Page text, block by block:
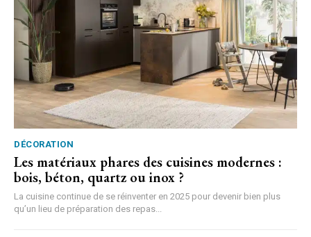
DÉCORATION
Les matériaux phares des cuisines modernes :
bois, béton, quartz ou inox ?
La cuisine continue de se réinventer en 2025 pour devenir bien plus
qu’un lieu de préparation des repas...